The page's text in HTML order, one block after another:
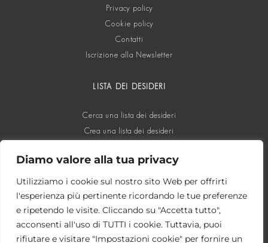
Diamo valore alla tua privacy
Utilizziamo i cookie sul nostro sito Web per offrirti
l'esperienza più pertinente ricordando le tue preferenze
e ripetendo le visite. Cliccando su "Accetta tutto",
acconsenti all'uso di TUTTI i cookie. Tuttavia, puoi
rifiutare e visitare "Impostazioni cookie" per fornire un
Privacy policy
Cookie policy
Contatti
Iscrizione alla Newsletter
LISTA DEI DESIDERI
Cerca una lista dei desideri
Crea una lista dei desideri
SOCIAL